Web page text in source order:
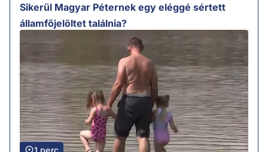
Sikerül Magyar Péternek egy eléggé sértett
államfőjelöltet találnia?
1 perc